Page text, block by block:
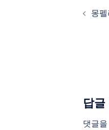
몽
답글
댓글